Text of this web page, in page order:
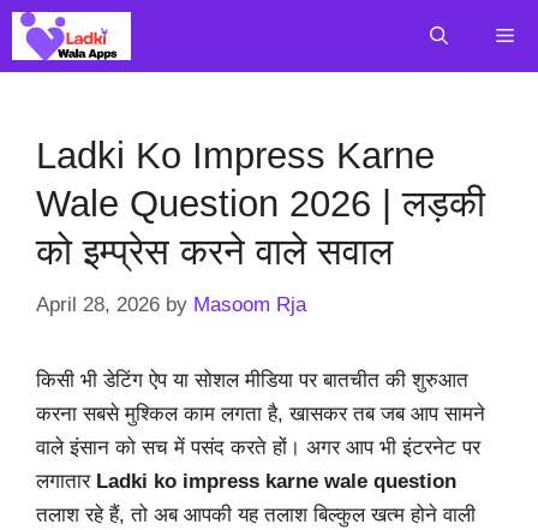
Skip
Ladki Ko Impress Karne
Wale Question 2026 | लड़की
को इम्प्रेस करने वाले सवाल
April 28, 2026 by Masoom Rja
किसी भी डेटिंग ऐप या सोशल मीडिया पर बातचीत की शुरुआत
करना सबसे मुश्किल काम लगता है, खासकर तब जब आप सामने
वाले इंसान को सच में पसंद करते हों। अगर आप भी इंटरनेट पर
लगातार Ladki ko impress karne wale question
तलाश रहे हैं, तो अब आपकी यह तलाश बिल्कुल खत्म होने वाली